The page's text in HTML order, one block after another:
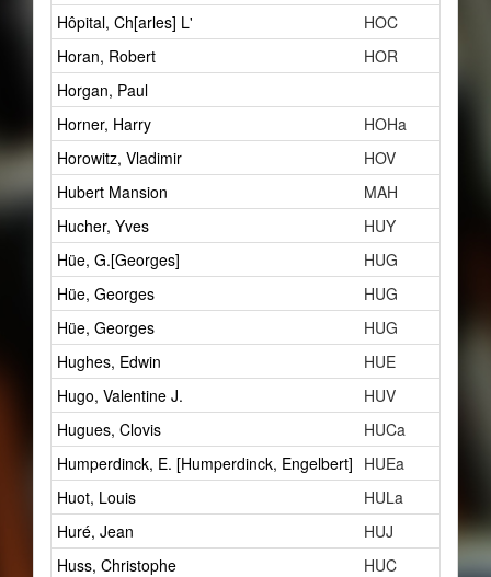
Hôpital, Ch[arles] L'
HOC
Horan, Robert
HOR
Horgan, Paul
Horner, Harry
HOHa
Horowitz, Vladimir
HOV
Hubert Mansion
MAH
Hucher, Yves
HUY
Hüe, G.[Georges]
HUG
Hüe, Georges
HUG
Hüe, Georges
HUG
Hughes, Edwin
HUE
Hugo, Valentine J.
HUV
Hugues, Clovis
HUCa
Humperdinck, E. [Humperdinck, Engelbert] HUEa
Huot, Louis
HULa
Huré, Jean
HUJ
Huss, Christophe
HUC